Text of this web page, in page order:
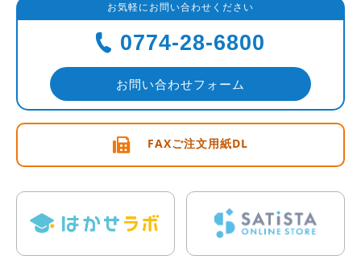
お気軽にお問い合わせください
0774-28-6800
お問い合わせフォーム
FAXご注文用紙DL